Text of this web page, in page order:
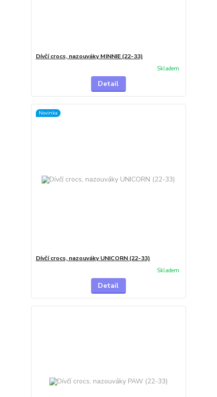
Dívčí crocs, nazouváky MINNIE (22-33)
Skladem
Detail
Novinka
Dívčí crocs, nazouváky UNICORN (22-33)
Skladem
Detail